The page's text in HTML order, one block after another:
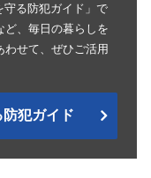
守る防犯ガイド」で
ど、毎日の暮らしを
せて、ぜひご活用
犯ガイド